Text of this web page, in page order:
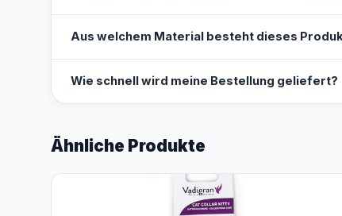
Aus welchem Material besteht dieses
Wie schnell wird meine Bestellung geliefert?
Ähnliche Produkte